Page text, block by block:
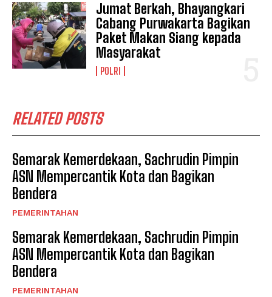
Jumat Berkah, Bhayangkari
Cabang Purwakarta Bagikan
Paket Makan Siang kepada
Masyarakat
POLRI
RELATED POSTS
Semarak Kemerdekaan, Sachrudin Pimpin
ASN Mempercantik Kota dan Bagikan
Bendera
PEMERINTAHAN
Semarak Kemerdekaan, Sachrudin Pimpin
ASN Mempercantik Kota dan Bagikan
Bendera
PEMERINTAHAN